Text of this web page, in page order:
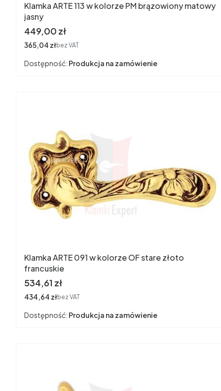
Klamka ARTE 113 w kolorze PM brązowiony matowy
jasny
Cena
449,00 zł
Cena
365,04 złbez VAT
Dostępność: Produkcja na zamówienie
Klamka ARTE 091 w kolorze OF stare złoto
francuskie
Cena
534,61 zł
Cena
434,64 złbez VAT
Dostępność: Produkcja na zamówienie